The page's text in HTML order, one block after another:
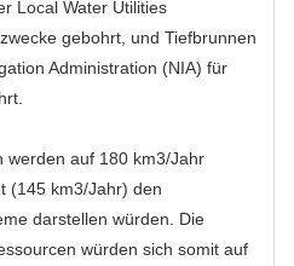
Local Water Utilities
gebohrt, und Tiefbrunnen
Administration (NIA) für
werden auf 180 km3/Jahr
(145 km3/Jahr) den
darstellen würden. Die
würden sich somit auf